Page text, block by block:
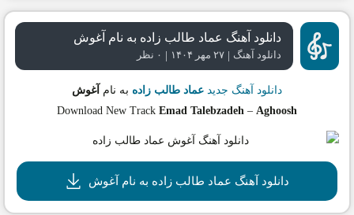
دانلود آهنگ عماد طالب زاده به نام آغوش
دانلود آهنگ | ۲۷ مهر ۱۴۰۴ | ۰ نظر
دانلود آهنگ جدید عماد طالب زاده به نام آغوش
Download New Track Emad Talebzadeh – Aghoosh
دانلود آهنگ عماد طالب زاده به نام آغوش